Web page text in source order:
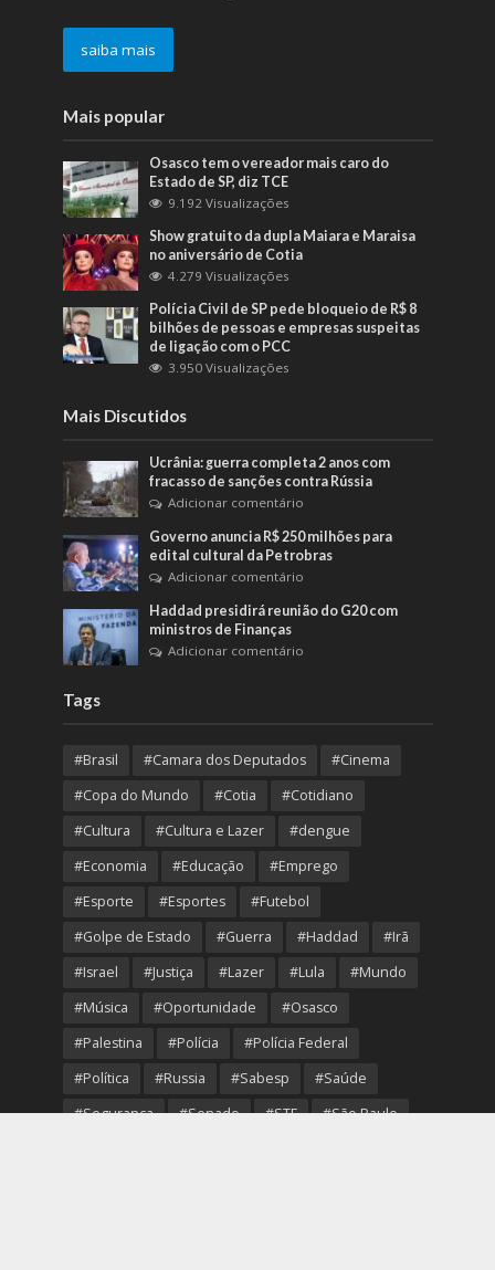
saiba mais
Mais popular
Osasco tem o vereador mais caro do
Estado de SP, diz TCE
9.192 Visualizações
Show gratuito da dupla Maiara e Maraisa
no aniversário de Cotia
4.279 Visualizações
Polícia Civil de SP pede bloqueio de R$ 8
bilhões de pessoas e empresas suspeitas
de ligação com o PCC
3.950 Visualizações
Mais Discutidos
Ucrânia: guerra completa 2 anos com
fracasso de sanções contra Rússia
Adicionar comentário
Governo anuncia R$ 250 milhões para
edital cultural da Petrobras
Adicionar comentário
Haddad presidirá reunião do G20 com
ministros de Finanças
Adicionar comentário
Tags
#Brasil #Camara dos Deputados
#Cinema
#Copa do Mundo
#Cotia
#Cotidiano
#Cultura
#Cultura e Lazer
#dengue
#Economia
#Educação
#Emprego
#Esporte
#Esportes
#Futebol
#Golpe de Estado
#Guerra #Haddad
#Irã
#Israel
#Justiça #Lazer #Lula
#Mundo
#Música
#Oportunidade
#Osasco
#Palestina
#Polícia
#Polícia Federal
#Política
#Russia #Sabesp
#Saúde
#Segurança
#Senado #STF
#São Paulo